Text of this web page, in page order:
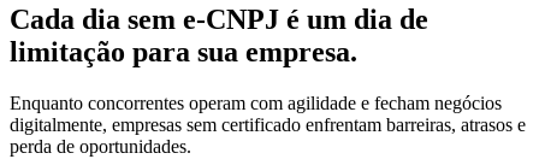
Cada dia sem e-CNPJ é um dia de
limitação para sua empresa.
Enquanto concorrentes operam com agilidade e fecham negócios
digitalmente, empresas sem certificado enfrentam barreiras, atrasos e
perda de oportunidades.